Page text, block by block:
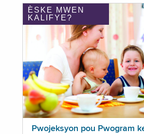
ÈSKE MWEN
KALIFYE?
Pwojeksyon pou Pwogram